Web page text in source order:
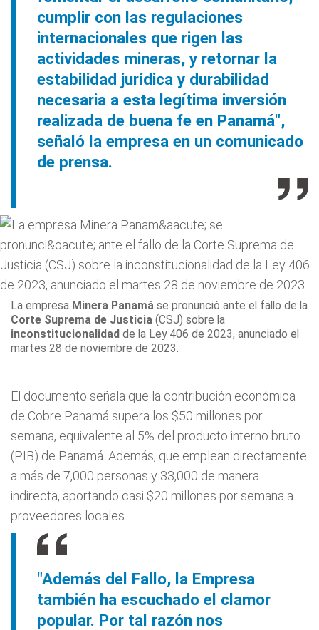
cumplir con las regulaciones
internacionales que rigen las
actividades mineras, y retornar la
estabilidad jurídica y durabilidad
necesaria a esta legítima inversión
realizada de buena fe en Panamá",
señaló la empresa en un comunicado
de prensa.
La empresa Minera Panamáse pronunció ante el fallo de la
Corte Suprema de Justicia(CSJ) sobre la
inconstitucionalidadde la Ley 406 de 2023, anunciado el
martes 28 de noviembre de 2023.
El documento señala que la contribución económica
de Cobre Panamá supera los $50 millones por
semana, equivalente al 5% del producto interno bruto
(PIB) de Panamá. Además, que emplean directamente
a más de 7,000 personas y 33,000 de manera
indirecta, aportando casi $20 millones por semana a
proveedores locales.
"Además del Fallo, la Empresa
también ha escuchado el clamor
popular. Por tal razón nos